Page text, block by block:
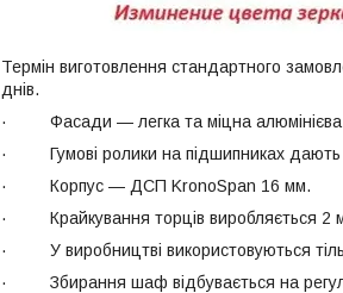
Термін виготовлення стандартного
днів.
· Фасади — легка та міцна алюмінієва
· Гумові ролики на підшипниках дають
· Корпус — ДСП KronoSpan 16 мм.
· Крайкування торців виробляється 2
· У виробництві використовуються
· Збирання шаф відбувається на